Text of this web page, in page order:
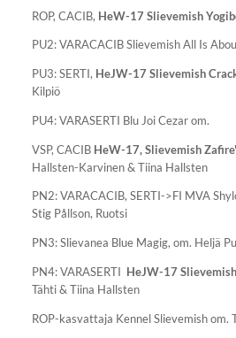
ROP, CACIB, HeW-17 Slievemish
PU2: VARACACIB Slievemish All Is
PU3: SERTI, HeJW-17 Slievemish
Kilpiö
PU4: VARASERTI Blu Joi Cezar om.
VSP, CACIB HeW-17,Slievemish
Hallsten-Karvinen & Tiina Hallsten
PN2: VARACACIB, SERTI->FI MVA
Stig Pållson, Ruotsi
PN3: Slievanea Blue Magig, om. Heljä
PN4: VARASERTI HeJW-17
Tähti & Tiina Hallsten
ROP-kasvattaja Kennel Slievemish om.